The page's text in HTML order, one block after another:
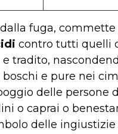
fuga, commette
contro tutti quelli
e tradito,
boschi e pure nei
delle persone
o caprai o
delle ingiustizie